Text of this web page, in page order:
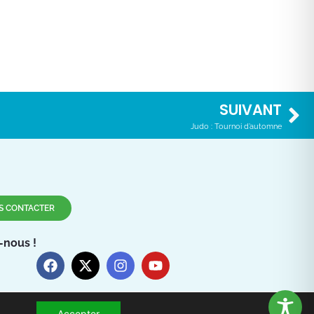
SUIVANT
Judo : Tournoi d’automne
CONTACTER
nous !